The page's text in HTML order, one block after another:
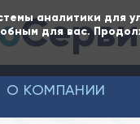
аналитики для
для вас.
О КОМПАНИИ